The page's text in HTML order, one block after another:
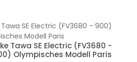
Tawa SE Electric (FV3680 -
Olympisches Modell Paris